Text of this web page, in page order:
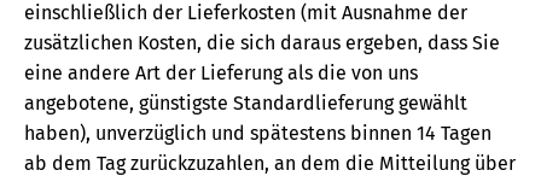
einschließlich der Lieferkosten (mit Ausnahme der
zusätzlichen Kosten, die sich daraus ergeben, dass Sie
eine andere Art der Lieferung als die von uns
angebotene, günstigste Standardlieferung gewählt
haben), unverzüglich und spätestens binnen 14 Tagen
ab dem Tag zurückzuzahlen, an dem die Mitteilung über